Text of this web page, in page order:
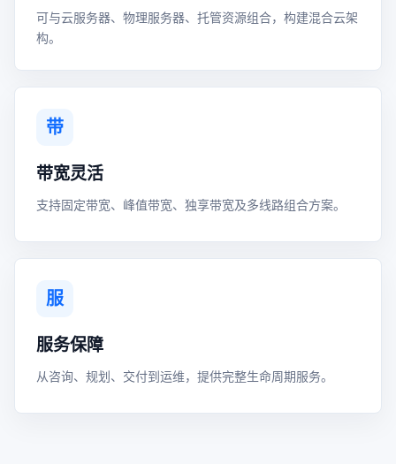
可与云服务器、物理服务器、托管资源组合，构建混合云架
构。
带
带宽灵活
支持固定带宽、峰值带宽、独享带宽及多线路组合方案。
服
服务保障
从咨询、规划、交付到运维，提供完整生命周期服务。